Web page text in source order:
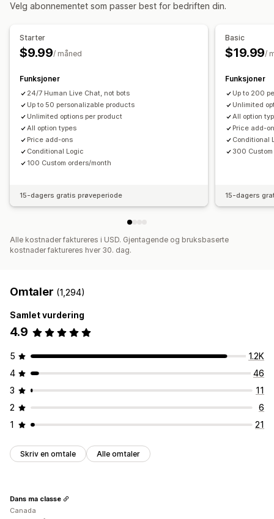
Variantvisning
Priser
Betinget prissetting
Lagerbeholdning
Skjul «ikke på lager» SKU-administrasjon
Automatiske oppdateringer
Velg abonnementet som passer best for bedriften din.
Starter
$9.99/ måned
Funksjoner
24/7 Human Live Chat, not bots
Up to 50 personalizable products
Unlimited options per product
All option types
Price add-ons
Conditional Logic
100 Custom orders/month
15-dagers gratis prøveperiode
Basic
$19.99/
Funksjoner
Up to 200
Unlimited
All option
Price add-
Conditional
300
15-dagers
Alle kostnader faktureres i USD. Gjentagende og bruksbaserte
kostnader faktureres hver 30. dag.
Omtaler (1,294)
Samlet vurdering
4.9
5
1.2K
4
46
3
11
2
6
1
21
Skriv en omtale Alle omtaler
Dans ma classe
Canada